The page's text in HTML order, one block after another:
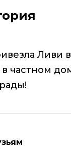
Ливи
частном